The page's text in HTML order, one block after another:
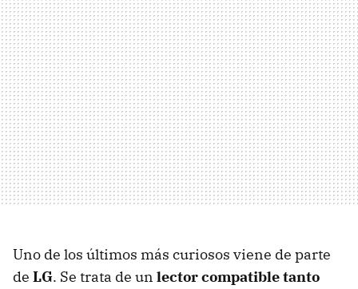
Uno de los últimos más curiosos viene de parte
de LG. Se trata de un lector compatible tanto